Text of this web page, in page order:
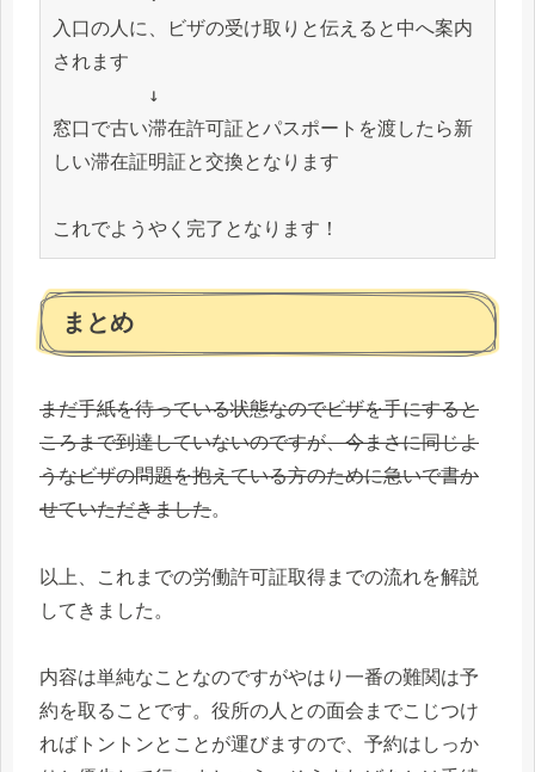
入口の人に、ビザの受け取りと伝えると中へ案内
されます
↓
窓口で古い滞在許可証とパスポートを渡したら新
しい滞在証明証と交換となります
まとめ
まだ手紙を待っている状態なのでビザを手にすると
ころまで到達していないのですが、今まさに同じよ
うなビザの問題を抱えている方のために急いで書か
せていただきました。
以上、これまでの労働許可証取得までの流れを解説
してきました。
内容は単純なことなのですがやはり一番の難関は予
約を取ることです。役所の人との面会までこじつけ
ればトントンとことが運びますので、予約はしっか